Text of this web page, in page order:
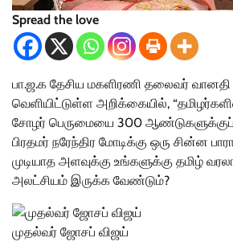
Spread the love
பா.ஜ.க தேசிய மகளிரணி தலைவர்
வெளியிட்டுள்ள அறிக்கையில்,
சோழர் பெருமையை 300 ஆண்டுகளுக்குப்
பிரதமர் நரேந்திர மோடிக்கு ஒரு சின்ன
முடியாத அளவுக்கு உங்களுக்கு தமிழ்
அலட்சியம் இருக்க வேண்டும்?
முதல்வர் ஜோசப் விஜய்